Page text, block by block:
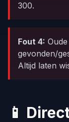
300.
Fout 4:
gevonden/
Altijd laten
📱